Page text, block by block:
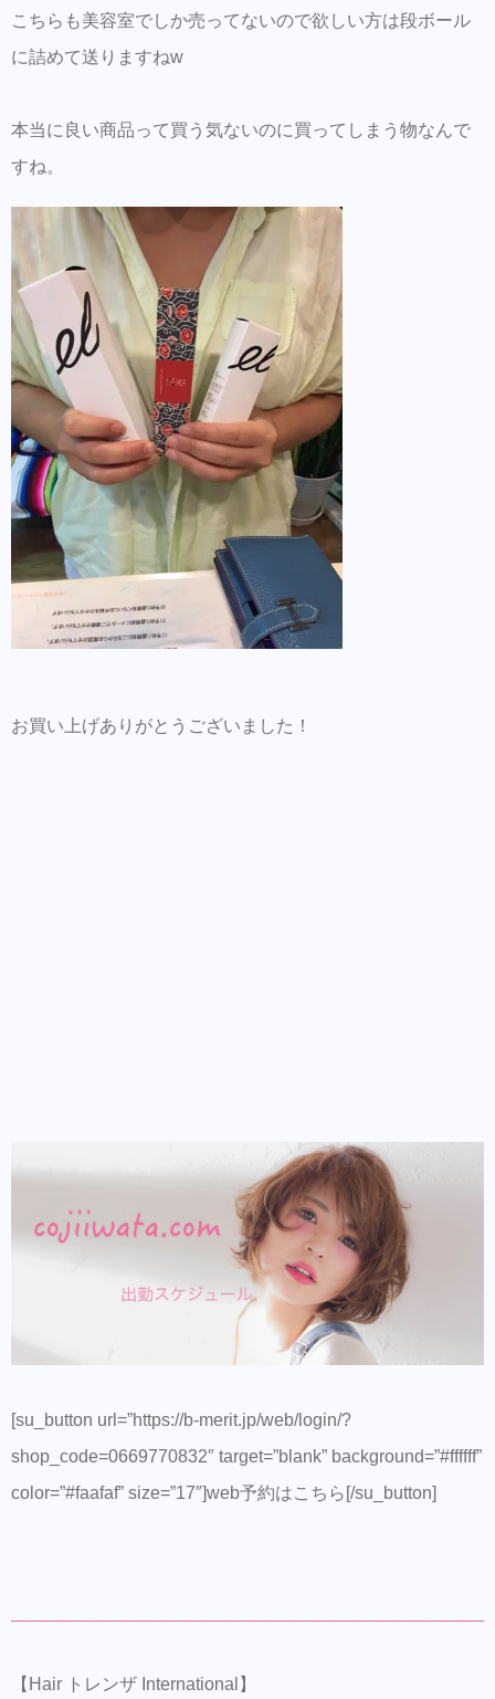
こちらも美容室でしか売ってないので欲しい方は段ボール
に詰めて送りますねw
本当に良い商品って買う気ないのに買ってしまう物なんで
すね。
お買い上げありがとうございました！
[su_button url=”https://b-merit.jp/web/login/?
shop_code=0669770832″ target=”blank” background=”#ffffff”
color=”#faafaf” size=”17″]web予約はこちら[/su_button]
【Hair トレンザ International】